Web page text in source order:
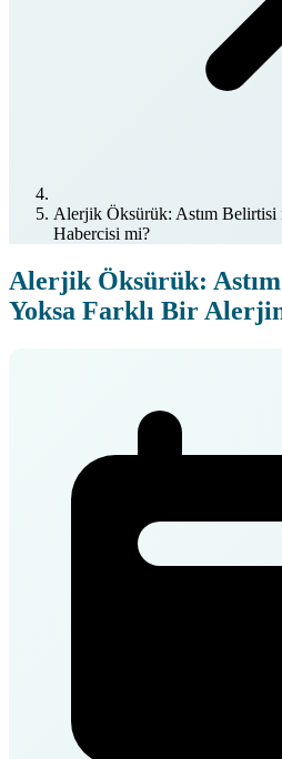
Alerjik Öksürük: Astım
Habercisi mi?
Alerjik Öksürük:
Yoksa Farklı Bir